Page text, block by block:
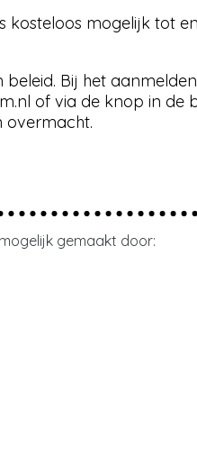
mogelijk tot
Bij het
of via de knop in de
overmacht.
gemaakt door: